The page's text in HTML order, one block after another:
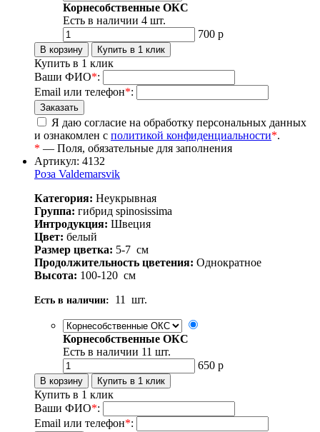
Корнесобственные ОКС
Есть в наличии 4 шт.
700 р
Купить в 1 клик
Ваши ФИО*:
Email или телефон*:
Я даю согласие на обработку персональных данных
и ознакомлен с политикой конфиденциальности*.
* — Поля, обязательные для заполнения
Артикул: 4132
Роза Valdemarsvik
Категория: Неукрывная
Группа: гибрид spinosissima
Интродукция: Швеция
Цвет: белый
Размер цветка: 5-7 см
Продолжительность цветения: Однократное
Высота: 100-120 см
Есть в наличии: 11 шт.
Корнесобственные ОКС
Есть в наличии 11 шт.
650 р
Купить в 1 клик
Ваши ФИО*:
Email или телефон*: